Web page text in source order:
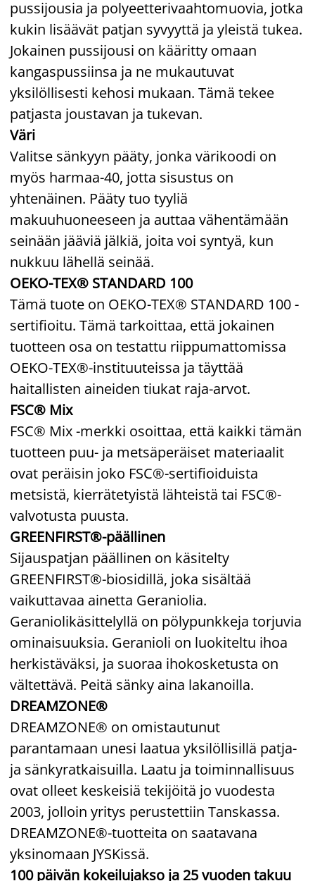
pussijousia ja polyeetterivaahtomuovia, jotka
kukin lisäävät patjan syvyyttä ja yleistä tukea.
Jokainen pussijousi on kääritty omaan
kangaspussiinsa ja ne mukautuvat
yksilöllisesti kehosi mukaan. Tämä tekee
patjasta joustavan ja tukevan.
Väri
Valitse sänkyyn pääty, jonka värikoodi on
myös harmaa-40, jotta sisustus on
yhtenäinen. Pääty tuo tyyliä
makuuhuoneeseen ja auttaa vähentämään
seinään jääviä jälkiä, joita voi syntyä, kun
nukkuu lähellä seinää.
OEKO-TEX® STANDARD 100
Tämä tuote on OEKO-TEX® STANDARD 100 -
sertifioitu. Tämä tarkoittaa, että jokainen
tuotteen osa on testattu riippumattomissa
OEKO-TEX®-instituuteissa ja täyttää
haitallisten aineiden tiukat raja-arvot.
FSC® Mix
FSC® Mix -merkki osoittaa, että kaikki tämän
tuotteen puu- ja metsäperäiset materiaalit
ovat peräisin joko FSC®-sertifioiduista
metsistä, kierrätetyistä lähteistä tai FSC®-
valvotusta puusta.
GREENFIRST®-päällinen
Sijauspatjan päällinen on käsitelty
GREENFIRST®-biosidillä, joka sisältää
vaikuttavaa ainetta Geraniolia.
Geraniolikäsittelyllä on pölypunkkeja torjuvia
ominaisuuksia. Geranioli on luokiteltu ihoa
herkistäväksi, ja suoraa ihokosketusta on
vältettävä. Peitä sänky aina lakanoilla.
DREAMZONE®
DREAMZONE® on omistautunut
parantamaan unesi laatua yksilöllisillä patja-
ja sänkyratkaisuilla. Laatu ja toiminnallisuus
ovat olleet keskeisiä tekijöitä jo vuodesta
2003, jolloin yritys perustettiin Tanskassa.
DREAMZONE®-tuotteita on saatavana
yksinomaan JYSKissä.
100 päivän kokeilujakso ja 25 vuoden takuu